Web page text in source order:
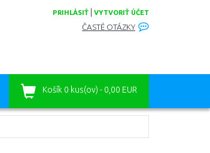
PRIHLÁSIŤ VYTVORIŤ ÚČET
ČASTÉ OTÁZKY
Košík 0 kus(ov) - 0,00 EUR